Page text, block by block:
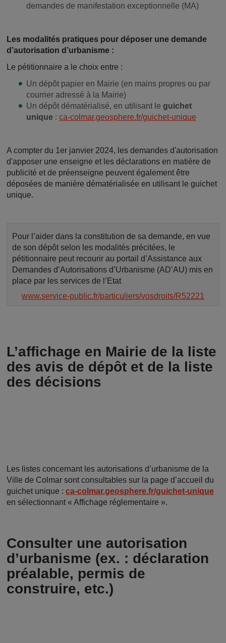
demandes de manifestation exceptionnelle (MA)
Les modalités pratiques pour déposer une demande
d’autorisation d’urbanisme :
Le pétitionnaire a le choix entre :
Un dépôt papier en Mairie (en mains propres ou par
courrier adressé à la Mairie)
Un dépôt dématérialisé, en utilisant le guichet
unique : ca-colmar.geosphere.fr/guichet-unique
A compter du 1er janvier 2024, les demandes d'autorisation
d'apposer une enseigne et les déclarations en matière de
publicité et de préenseigne peuvent également être
déposées de manière dématérialisée en utilisant le guichet
unique.
Pour l’aider dans la constitution de sa demande, en vue
de son dépôt selon les modalités précitées, le
pétitionnaire peut recourir au portail d’Assistance aux
Demandes d’Autorisations d’Urbanisme (AD’AU) mis en
place par les services de l’Etat
www.service-public.fr/particuliers/vosdroits/R52221
L’affichage en Mairie de la liste
des avis de dépôt et de la liste
des décisions
Les listes concernant les autorisations d’urbanisme de la
Ville de Colmar sont consultables sur la page d’accueil du
guichet unique : ca-colmar.geosphere.fr/guichet-unique
en sélectionnant « Affichage réglementaire ».
Consulter une autorisation
d’urbanisme (ex. : déclaration
préalable, permis de
construire, etc.)